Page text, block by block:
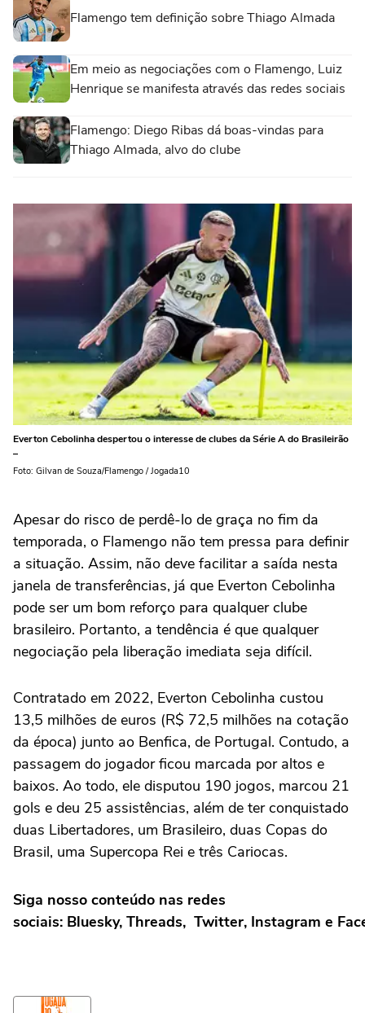
Flamengo tem definição sobre Thiago Almada
Em meio as negociações com o Flamengo, Luiz
Henrique se manifesta através das redes sociais
Flamengo: Diego Ribas dá boas-vindas para
Thiago Almada, alvo do clube
Everton Cebolinha despertou o interesse de clubes da Série A do Brasileirão
–
Foto: Gilvan de Souza/Flamengo / Jogada10
Apesar do risco de perdê-lo de graça no fim da
temporada, o Flamengo não tem pressa para definir
a situação. Assim, não deve facilitar a saída nesta
janela de transferências, já que Everton Cebolinha
pode ser um bom reforço para qualquer clube
brasileiro. Portanto, a tendência é que qualquer
negociação pela liberação imediata seja difícil.
Contratado em 2022, Everton Cebolinha custou
13,5 milhões de euros (R$ 72,5 milhões na cotação
da época) junto ao Benfica, de Portugal. Contudo, a
passagem do jogador ficou marcada por altos e
baixos. Ao todo, ele disputou 190 jogos, marcou 21
gols e deu 25 assistências, além de ter conquistado
duas Libertadores, um Brasileiro, duas Copas do
Brasil, uma Supercopa Rei e três Cariocas.
Siga nosso conteúdo nas redes
sociais: Bluesky, Threads, Twitter, Instagram e